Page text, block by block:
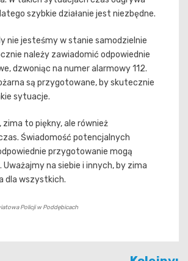
szybkie działanie jest niezbędne.
nie jesteśmy w stanie samodzielnie
należy zawiadomić odpowiednie
dzwoniąc na numer alarmowy 112.
są przygotowane, by skutecznie
sytuacje.
zima to piękny, ale również
Świadomość potencjalnych
przygotowanie mogą
na siebie i innych, by zima
dla wszystkich.
Policji w Poddębicach